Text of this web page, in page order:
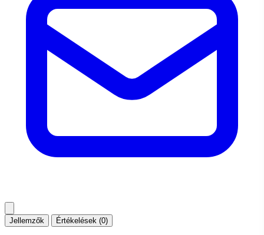
Jellemzők Értékelések (0)